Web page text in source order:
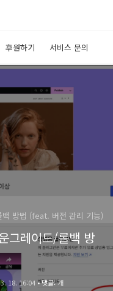
후원하기 서비스 문의
백 방법 (feat. 버전 관리 기능)
그레이드/롤백 방
18. 16:04 • 댓글:개